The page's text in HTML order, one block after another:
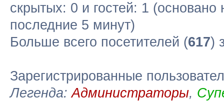
скрытых: 0 и гостей: 1 (основано
последние 5 минут)
Больше всего посетителей (617)
Зарегистрированные
Легенда:Администраторы,